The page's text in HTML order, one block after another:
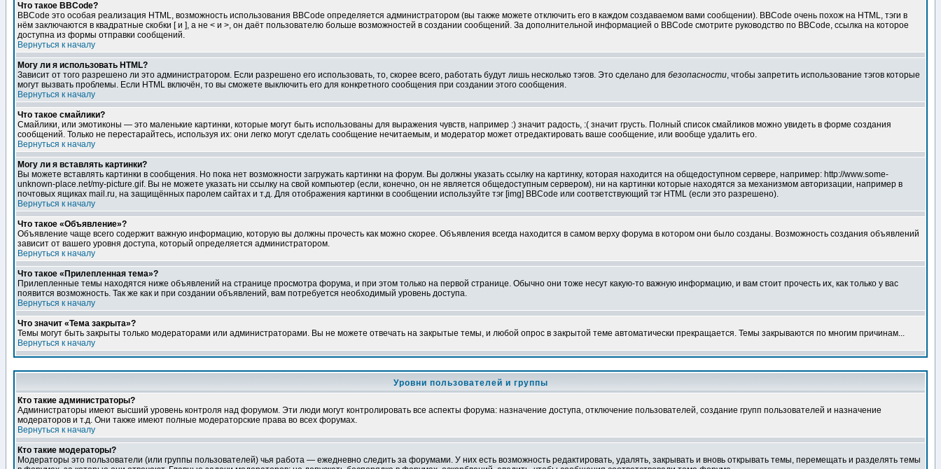
Что такое BBCode?
BBCode это особая реализация HTML, возможность использования BBCode определяется администратором (вы также можете отключить его в каждом создаваемом вами сообщении). BBCode очень похож на HTML, тэги в
нём заключаются в квадратные скобки [ и ], а не < и >, он даёт пользователю больше возможностей в создании сообщений. За дополнительной информацией о BBCode смотрите руководство по BBCode, ссылка на которое
доступна из формы отправки сообщений.
Вернуться к началу
Могу ли я использовать HTML?
Зависит от того разрешено ли это администратором. Если разрешено его использовать, то, скорее всего, работать будут лишь несколько тэгов. Это сделано для безопасности, чтобы запретить использование тэгов которые
могут вызвать проблемы. Если HTML включён, то вы сможете выключить его для конкретного сообщения при создании этого сообщения.
Вернуться к началу
Что такое смайлики?
Смайлики, или эмотиконы — это маленькие картинки, которые могут быть использованы для выражения чувств, например :) значит радость, :( значит грусть. Полный список смайликов можно увидеть в форме создания
сообщений. Только не перестарайтесь, используя их: они легко могут сделать сообщение нечитаемым, и модератор может отредактировать ваше сообщение, или вообще удалить его.
Вернуться к началу
Могу ли я вставлять картинки?
Вы можете вставлять картинки в сообщения. Но пока нет возможности загружать картинки на форум. Вы должны указать ссылку на картинку, которая находится на общедоступном сервере, например: http://www.some-
unknown-place.net/my-picture.gif. Вы не можете указать ни ссылку на свой компьютер (если, конечно, он не является общедоступным сервером), ни на картинки которые находятся за механизмом авторизации, например в
почтовых ящиках mail.ru, на защищённых паролем сайтах и т.д. Для отображения картинки в сообщении используйте тэг [img] BBCode или соответствующий тэг HTML (если это разрешено).
Вернуться к началу
Что такое «Объявление»?
Объявление чаще всего содержит важную информацию, которую вы должны прочесть как можно скорее. Объявления всегда находится в самом верху форума в котором они было созданы. Возможность создания объявлений
зависит от вашего уровня доступа, который определяется администратором.
Вернуться к началу
Что такое «Прилепленная тема»?
Прилепленные темы находятся ниже объявлений на странице просмотра форума, и при этом только на первой странице. Обычно они тоже несут какую-то важную информацию, и вам стоит прочесть их, как только у вас
появится возможность. Так же как и при создании объявлений, вам потребуется необходимый уровень доступа.
Вернуться к началу
Что значит «Тема закрыта»?
Темы могут быть закрыты только модераторами или администраторами. Вы не можете отвечать на закрытые темы, и любой опрос в закрытой теме автоматически прекращается. Темы закрываются по многим причинам...
Вернуться к началу
Уровни пользователей и группы
Кто такие администраторы?
Администраторы имеют высший уровень контроля над форумом. Эти люди могут контролировать все аспекты форума: назначение доступа, отключение пользователей, создание групп пользователей и назначение
модераторов и т.д. Они также имеют полные модераторские права во всех форумах.
Вернуться к началу
Кто такие модераторы?
Модераторы это пользователи (или группы пользователей) чья работа — ежедневно следить за форумами. У них есть возможность редактировать, удалять, закрывать и вновь открывать темы, перемещать и разделять темы